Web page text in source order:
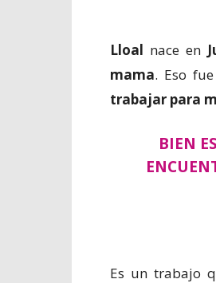
Lloal nace en
mama. Eso
trabajar para
BIEN
Es un trabajo